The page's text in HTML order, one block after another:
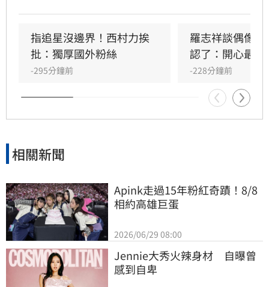
良，絕非外界傳言般傲慢，對於她選擇極端方式
結束生命感到遺憾與不捨。此事件再度引發外界
對網路暴力及追星文化的關注。該名粉絲呼籲，
追星不應成為生活唯一寄託，應珍惜自身生命。
目前確切死因與詳細案情，仍待警方進一步調查
釐清，此消息也讓全球粉絲深感震驚與悲痛。
指追星沒邊界！西村力挨
批：獨厚國外粉絲
-295分鐘前
羅志祥談偶像
認了：開心最重
-228分鐘前
相關新聞
Apink走過15年粉紅奇蹟！8/8
相約高雄巨蛋
2026/06/29 08:00
Jennie大秀火辣身材　自曝曾
感到自卑